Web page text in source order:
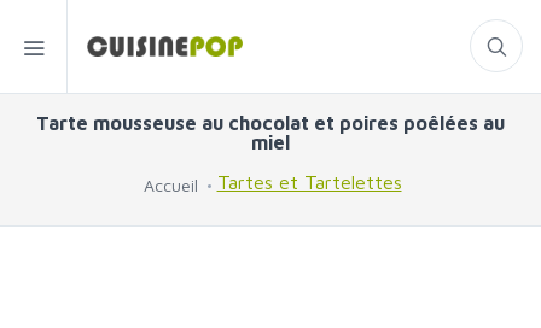
Tarte mousseuse au chocolat et poires poêlées au
miel
Accueil Tartes et Tartelettes